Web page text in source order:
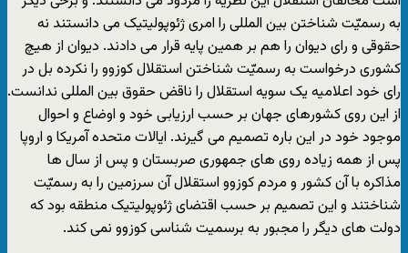
به رسمیّت شناختن بین المللی را امری ژئوپولیتیک می دانستند نه
حقوقی و رای دیوان را هم بر همین پایه قرار می دادند. دیوان از هیچ
کشوری درخواست به رسمیّت شناختن استقلال کوزوو را نکرده بل در
رای خود اعلامیه یک سویه استقلال را ناقض حقوق بین المللی ندانست.
از این روی کشورهای جهان بر حسب ارزیابی خود و اوضاع و احوال
موجود خود در این باره تصمیم می گیرند. ایالات متحده آمریکا و اروپا
پس از همه زیاده روی های جمهوری صربستان و پس از سال ها
مذاکره با آن کشور و مردم کوزوو استقلال آن سرزمین را به رسمیّت
شناختند و این تصمیم بر حسب اقتضای ژئوپولیتیک منطقه بود که
دولت های دیگر را مجبور به برسمیت شناسی کوزوو نمی کند.